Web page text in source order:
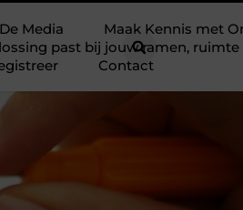
Media
Maak Kennis met
past bij jouw ramen,
Contact